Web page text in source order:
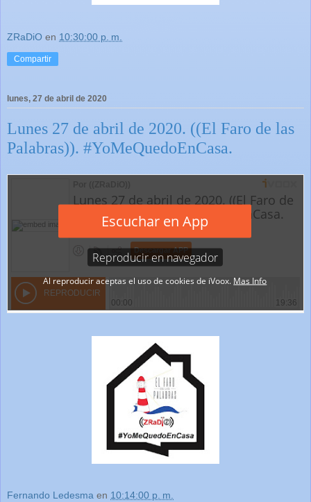
ZRaDiO en 10:30:00 p. m.
Compartir
lunes, 27 de abril de 2020
Lunes 27 de abril de 2020. ((El Faro de las
Palabras)). #YoMeQuedoEnCasa.
Fernando Ledesma en 10:14:00 p. m.